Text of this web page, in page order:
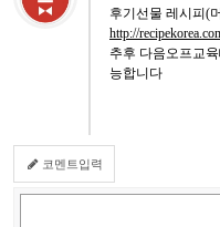
후기선물 레시피(
http://
추후 다음오프교
능합니다
코멘트입력